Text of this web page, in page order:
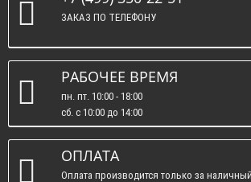
ЗАКАЗ ПО ТЕЛЕФОНУ
РАБОЧЕЕ ВРЕМЯ
пн. пт. 10:00 - 18:00
сб. c 10:00 до 14:00
вс. : выходные.
ОПЛАТА
Оплата производится только за